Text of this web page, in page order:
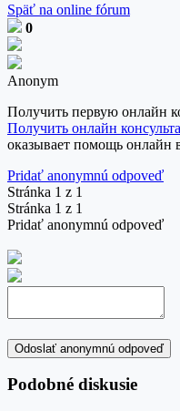
Späť na online fórum
0
Anonym
Получить первую онлайн
Получить онлайн
оказывает помощь онлайн
Pridať anonymnú odpoveď
Stránka 1 z 1
Stránka 1 z 1
Pridať anonymnú odpoveď
Odoslať anonymnú odpoveď
Podobné diskusie